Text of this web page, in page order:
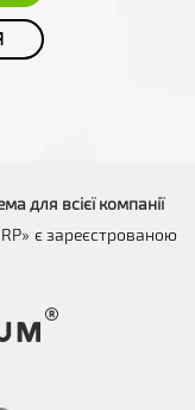
для всієї компанії
є зареєстрованою